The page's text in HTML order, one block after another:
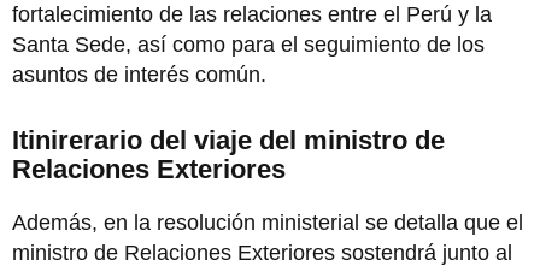
fortalecimiento de las relaciones entre el Perú y la
Santa Sede, así como para el seguimiento de los
asuntos de interés común.
Itinirerario del viaje del ministro de
Relaciones Exteriores
Además, en la resolución ministerial se detalla que el
ministro de Relaciones Exteriores sostendrá junto al